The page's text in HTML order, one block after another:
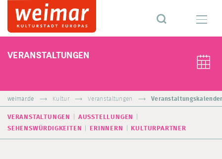
VERANSTALTUNGEN
weimar.de Kultur Veranstaltungen
VERANSTALTUNGEN
AUSSTELLUNGEN
SEHENSWÜRDIGKEITEN
ERINNERN KULTURPARTNER